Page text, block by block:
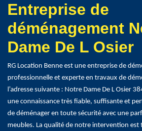
Entreprise de
déménagement
Dame De L Osier
RG Location Benne est une entreprise de
professionnelle et experte en travaux de
l’adresse suivante : Notre Dame De L Osier
une connaissance très fiable, suffisante et
de déménager en toute sécurité avec une
meubles. La qualité de notre intervention est